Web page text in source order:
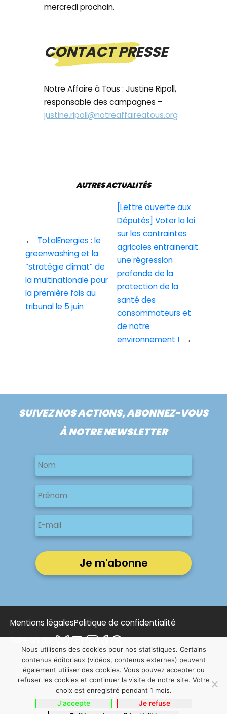
mercredi prochain.
CONTACT PRESSE
Notre Affaire à Tous : Justine Ripoll,
responsable des campagnes –
justine.ripoll@notreaffaireatous.org
←
TotalEnergies : le
greenwashing et la
“stratégie climat” de
la multinationale pour
la première fois au
tribunal le 5 juin
AUTRES ACTUALITÉS
[Lettre ouverte aux
Députés] Voter la loi
sur les contraintes
agricoles entrainerait
une régression
profonde de la
protection de la
santé des
consommateurs et
de notre
environnement ! →
SUIVEZ NOS ACTIONS, ABONNEZ-VOUS
À NOTRE NEWSLETTER
Nom
Nom
Nom
Prénom
E-
mail
Mentions légalesPolitique de confidentialité
Faire un don
© 2025 Notre Affaire à Tous | Conçu parNOUS, Ouvert,
Utile & SimpleavecWordPress
Nous utilisons des cookies pour nos statistiques. Certains
contenus éditoriaux (vidéos, contenus externes) peuvent
également utiliser des cookies. Vous pouvez accepter ou
refuser les cookies et continuer la visite de notre site. Votre
choix est enregistré pendant 1 mois.
J'accepte
Je refuse